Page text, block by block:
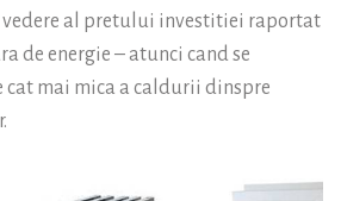
al pretului investitiei raportat
de energie – atunci cand se
cat mai mica a caldurii dinspre